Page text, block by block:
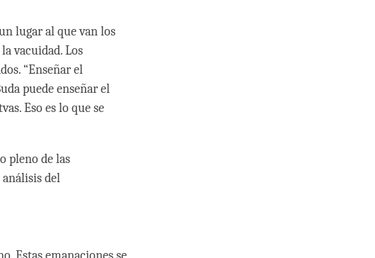
lugar al que van los
vacuidad. Los
“Enseñar el
puede enseñar el
Eso es lo que se
pleno de las
del